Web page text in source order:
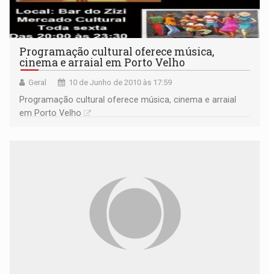
Programação cultural oferece música,
cinema e arraial em Porto Velho
Geral 10 de Junho de 2010 às 17:59
Programação cultural oferece música, cinema e arraial
em Porto Velho